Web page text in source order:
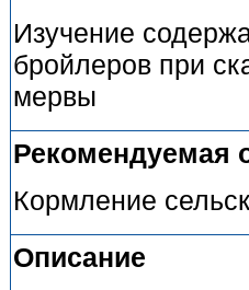
Изучение
бройлеров при
мервы
Рекомендуемая
Кормление
Описание